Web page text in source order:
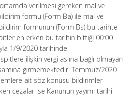
verilmesi gereken mal ve
formu (Form Ba) ile mal ve
formunun (Form Bs) bu tarihte
en erken bu tarihin bittiği 00:00
1/9/2020 tarihinde
ilişkin vergi aslına bağlı olmayan
girmemektedir. Temmuz/2020
ait söz konusu bildirimler
cezalar ise Kanunun yayımı tarihi